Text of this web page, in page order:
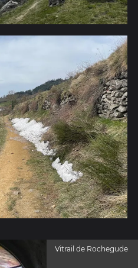
Vitrail de Rochegude